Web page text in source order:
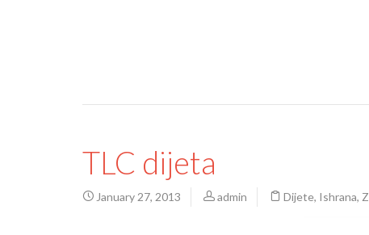
TLC dijeta
January 27, 2013 admin Dijete, Ishrana,